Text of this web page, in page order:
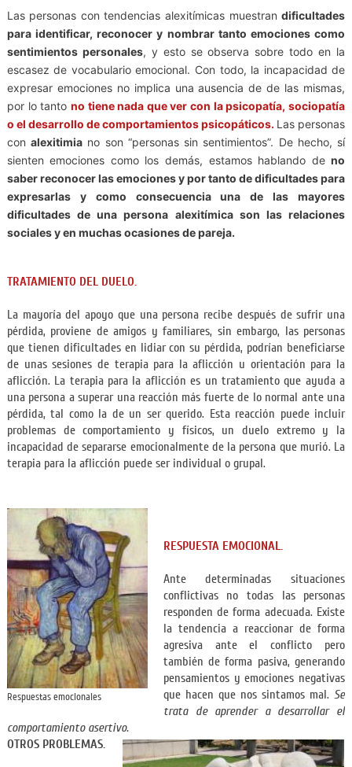
Las personas con tendencias alexitímicas muestrandificultades
para identificar, reconocer y nombrar tanto emociones como
sentimientos personales, y esto se observa sobre todo en la
escasez de vocabulario emocional. Con todo, la incapacidad de
expresar emociones no implica una ausencia de de las mismas,
por lo tanto no tiene nada que ver con la psicopatía, sociopatía
o el desarrollo de comportamientos psicopáticos. Las personas
conalexitimia no son “personas sin sentimientos”. De hecho, sí
sienten emociones como los demás, estamos hablando deno
saber reconocer las emociones y por tanto de dificultades para
expresarlas y como consecuencia una de las mayores
dificultades de una persona alexitímica son las relaciones
sociales y en muchas ocasiones de pareja.
TRATAMIENTO DEL DUELO.
La mayoría del apoyo que una persona recibe después de sufrir una
pérdida, proviene de amigos y familiares, sin embargo, las personas
que tienen dificultades en lidiar con su pérdida, podrían beneficiarse
de unas sesiones de terapia para la aflicción u orientación para la
aflicción. La terapia para la aflicción es un tratamiento que ayuda a
una persona a superar una reacción más fuerte de lo normal ante una
pérdida, tal como la de un ser querido. Esta reacción puede incluir
problemas de comportamiento y físicos, un duelo extremo y la
incapacidad de separarse emocionalmente de la persona que murió. La
terapia para la aflicción puede ser individual o grupal.
Respuestas emocionales
RESPUESTA EMOCIONAL.
Ante determinadas situaciones
conflictivas no todas las personas
responden de forma adecuada. Existe
la tendencia a reaccionar de forma
agresiva ante el conflicto pero
también de forma pasiva, generando
pensamientos y emociones negativas
que hacen que nos sintamos mal.Se
trata de aprender a desarrollar el
comportamiento asertivo.
OTROS PROBLEMAS.